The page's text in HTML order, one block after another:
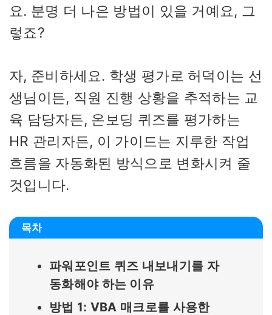
요. 분명 더 나은 방법이 있을 거예요, 그
렇죠?
자, 준비하세요. 학생 평가로 허덕이는 선
생님이든, 직원 진행 상황을 추적하는 교
육 담당자든, 온보딩 퀴즈를 평가하는
HR 관리자든, 이 가이드는 지루한 작업
흐름을 자동화된 방식으로 변화시켜 줄
것입니다.
목차
파워포인트 퀴즈 내보내기를 자
동화해야 하는 이유
방법 1: VBA 매크로를 사용한